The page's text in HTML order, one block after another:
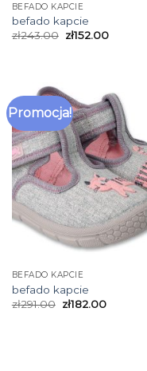
BEFADO KAPCIE
befado kapcie
zł243.00 zł152.00
Promocja!
BEFADO KAPCIE
befado kapcie
zł291.00 zł182.00